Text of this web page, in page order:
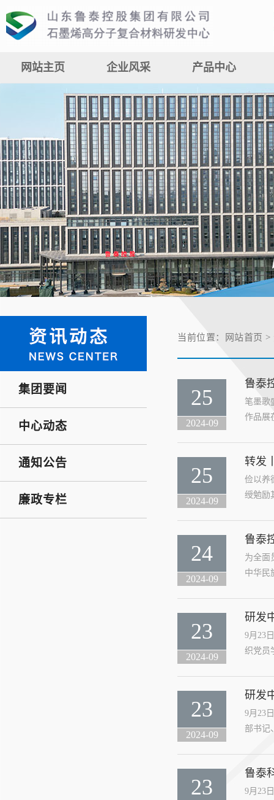
网站主页 企业风采 产品中心
集团要闻
中心动态
通知公告
廉政专栏
当前位置： 网站首页 >
25
2024-09
鲁泰
笔墨歌
作品展
25
2024-09
转发
俭以养
绶勉励
24
2024-09
鲁泰
为全面
中华民
23
2024-09
研发
9月23
织党员
23
2024-09
研发
9月23
部书记
23
鲁泰
9月23